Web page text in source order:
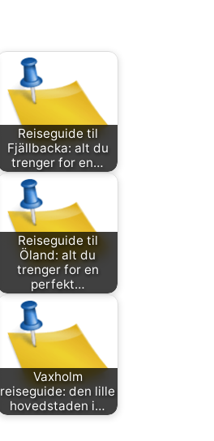
Reiseguide til
Fjällbacka: alt du
trenger for en…
Reiseguide til
Öland: alt du
trenger for en
perfekt…
Vaxholm
reiseguide: den lille
hovedstaden i…